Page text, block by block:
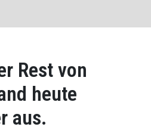
Rest von
heute
aus.